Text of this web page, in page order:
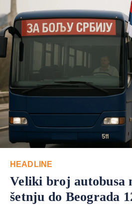
HEADLINE
Veliki broj autobusa
šetnju do Beograda